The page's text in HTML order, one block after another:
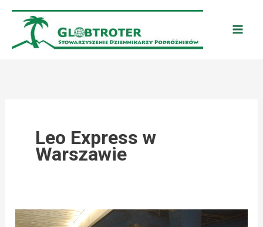
Przejdź
treści
Leo Express w
Warszawie
WARSZAWA: